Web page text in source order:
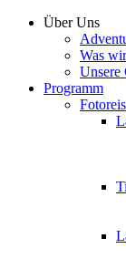
Über Uns
Was
Unsere
Programm